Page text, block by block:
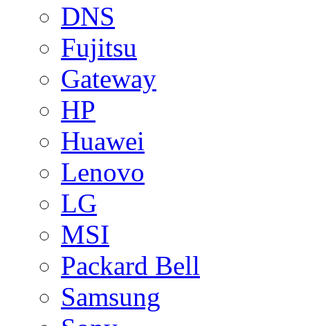
DNS
Fujitsu
Gateway
HP
Huawei
Lenovo
LG
MSI
Packard Bell
Samsung